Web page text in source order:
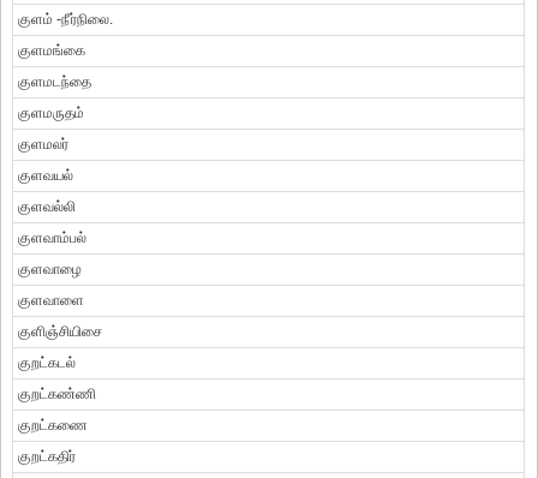
குளம் -நீர்நிலை.
குளமங்கை
குளமடந்தை
குளமருதம்
குளமலர்
குளவயல்
குளவல்லி
குளவாம்பல்
குளவாழை
குளவாளை
குளிஞ்சியிசை
குறட்கடல்
குறட்கண்ணி
குறட்கணை
குறட்கதிர்